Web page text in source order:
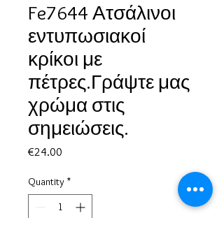
Fe7644 Ατσάλινοι
εντυπωσιακοί
κρίκοι με
πέτρες.Γράψτε μας
χρώμα στις
σημειώσεις.
€24.00
Quantity *